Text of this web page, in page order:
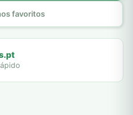
favoritos